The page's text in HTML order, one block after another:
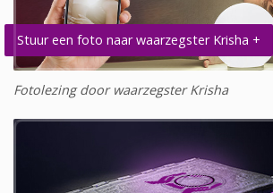
Stuur een foto naar waarzegster Krisha +
Fotolezing door waarzegster Krisha